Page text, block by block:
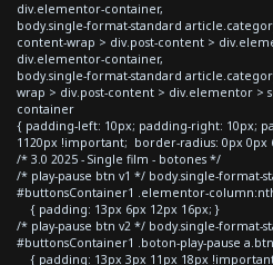
div.elementor-container,
body.single-format-standard
content-wrap > div.post-content >
div.elementor-container,
body.single-format-standard
wrap > div.post-content > div.elementor >
container
{ padding-left: 10px; padding-right: 10px;
1120px !important; border-radius: 0px 0px
/* 3.0 2025 - Single film - botones */
/* play-pause btn v1 */ body.single-format-
#buttonsContainer1 .elementor-
{ padding: 13px 6px 12px 16px; }
/* play-pause btn v2 */ body.single-format-
#buttonsContainer1 .boton-play-pause a.btn
{ padding: 13px 3px 11px 18px